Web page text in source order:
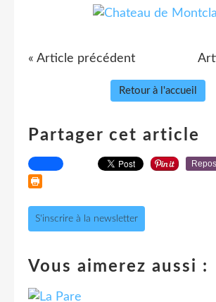
« Article précédent
Retour à l'accueil
Partager cet article
S'inscrire à la newsletter
Vous aimerez aussi :